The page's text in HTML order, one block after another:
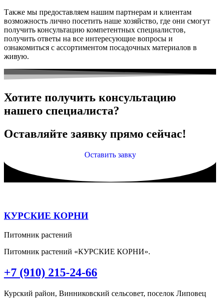
Также мы предоставляем нашим партнерам и клиентам
возможность лично посетить наше хозяйство, где они смогут
получить консультацию компетентных специалистов,
получить ответы на все интересующие вопросы и
ознакомиться с ассортиментом посадочных материалов в
живую.
Хотите получить консультацию
нашего специалиста?
Оставляйте заявку прямо сейчас!
Оставить завку
КУРСКИЕ КОРНИ
Питомник растений
Питомник растений «КУРСКИЕ КОРНИ».
+7 (910) 215-24-66
Курский район, Винниковский сельсовет, поселок Липовец